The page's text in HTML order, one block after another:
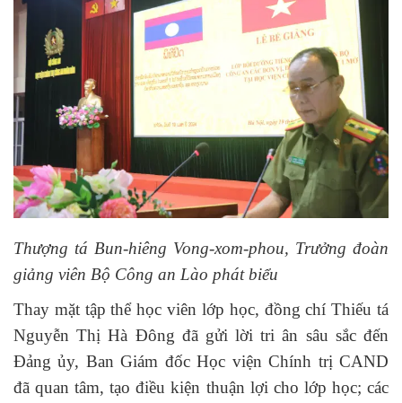
Thượng tá Bun-hiêng Vong-xom-phou, Trưởng đoàn
giảng viên Bộ Công an Lào phát biểu
Thay mặt tập thể học viên lớp học, đồng chí Thiếu tá
Nguyễn Thị Hà Đông đã gửi lời tri ân sâu sắc đến
Đảng ủy, Ban Giám đốc Học viện Chính trị CAND
đã quan tâm, tạo điều kiện thuận lợi cho lớp học; các